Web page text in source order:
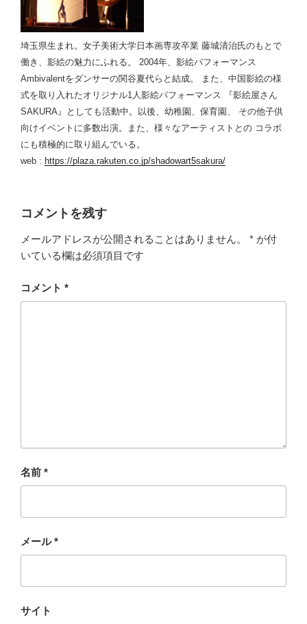
埼玉県生まれ。女子美術大学日本画専攻卒業 藤城清治氏のもとで
働き、影絵の魅力にふれる。 2004年、影絵パフォーマンス
Ambivalentをダンサーの関谷夏代らと結成。 また、中国影絵の様
式を取り入れたオリジナル1人影絵パフォーマンス 『影絵屋さん
SAKURA』としても活動中。以後、幼稚園、保育園、 その他子供
向けイベントに多数出演。また、様々なアーティストとの コラボ
にも積極的に取り組んでいる。
web : https://plaza.rakuten.co.jp/shadowart5sakura/
コメントを残す
メールアドレスが公開されることはありません。 * が付
いている欄は必須項目です
コメント *
名前 *
メール*
サイト